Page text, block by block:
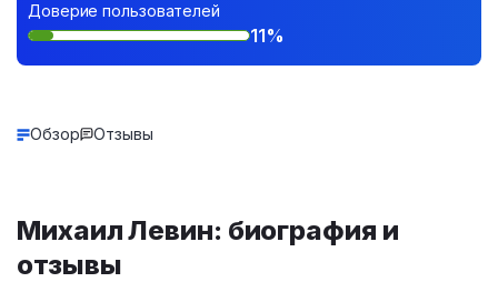
Доверие пользователей
11%
Обзор Отзывы
Михаил Левин: биография и
отзывы